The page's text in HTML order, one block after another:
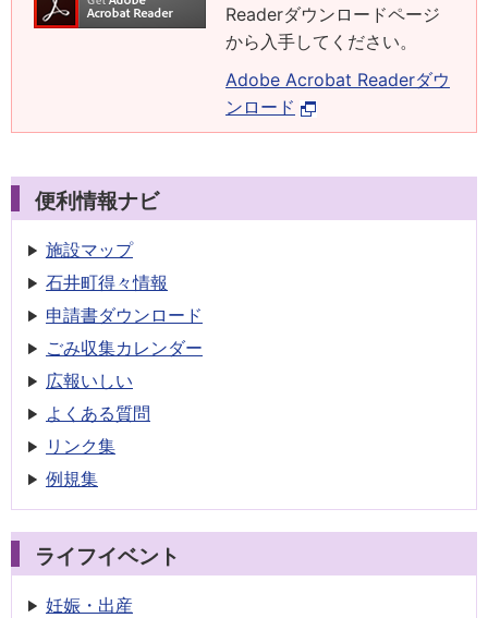
Readerダウンロードページ
から入手してください。
Adobe Acrobat Readerダウ
ンロード
便利情報ナビ
施設マップ
石井町得々情報
申請書ダウンロード
ごみ収集カレンダー
広報いしい
よくある質問
リンク集
例規集
ライフイベント
妊娠・出産